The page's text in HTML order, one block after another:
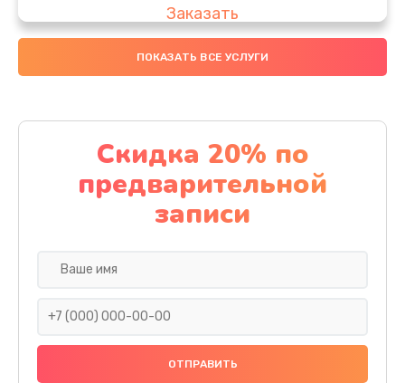
Заказать
Ремонт после залития
Заказать
Ремонт электроплаты
1320 руб.
Заказать
Замена датчика
ПОКАЗАТЬ ВСЕ УСЛУГИ
Скидка 20% по
предварительной
записи